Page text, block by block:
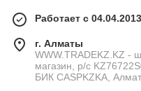
Работает с 04.04.2013
г. Алматы
WWW.TRADEKZ.KZ -
магазин, р/с
БИК CASPKZKA,